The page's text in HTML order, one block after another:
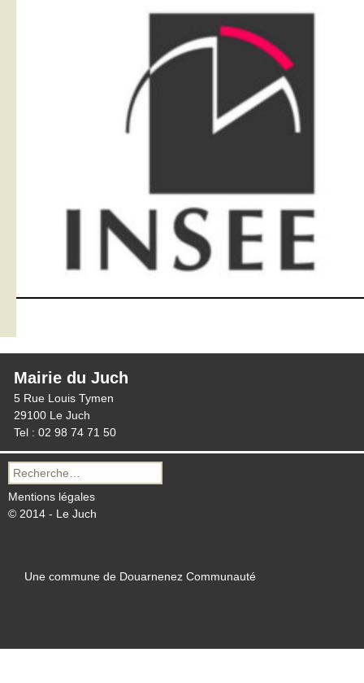
Mairie du Juch
5 Rue Louis Tymen
29100 Le Juch
Tel : 02 98 74 71 50
Recherche
pour :
Mentions légales
© 2014 - Le Juch
Une commune de Douarnenez Communauté